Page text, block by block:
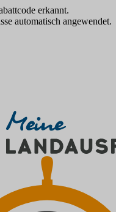
erkannt.
automatisch angewendet.